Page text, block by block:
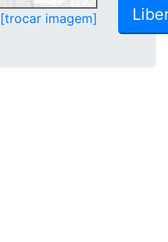
[trocar imagem]